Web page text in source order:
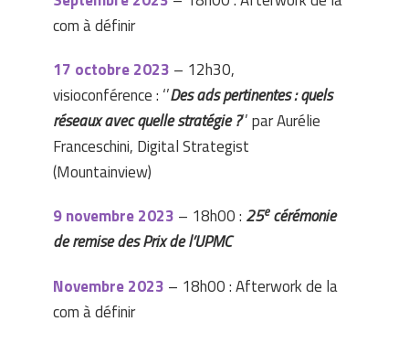
com à définir
17 octobre 2023 – 12h30,
visioconférence : ‘’Des ads pertinentes : quels
réseaux avec quelle stratégie ?’’ par Aurélie
Franceschini, Digital Strategist
(Mountainview)
9 novembre 2023 – 18h00 : 25ecérémonie
de remise des Prix de l’UPMC
Novembre 2023 – 18h00 : Afterwork de la
com à définir